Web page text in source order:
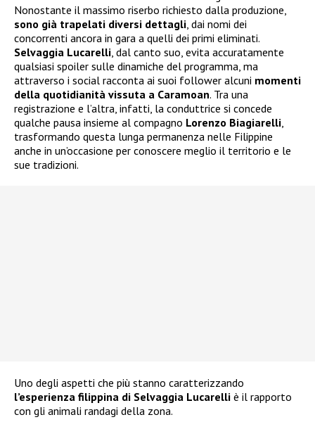
Nonostante il massimo riserbo richiesto dalla produzione,
sono già trapelati diversi dettagli, dai nomi dei
concorrenti ancora in gara a quelli dei primi eliminati.
Selvaggia Lucarelli, dal canto suo, evita accuratamente
qualsiasi spoiler sulle dinamiche del programma, ma
attraverso i social racconta ai suoi follower alcuni momenti
della quotidianità vissuta a Caramoan. Tra una
registrazione e l’altra, infatti, la conduttrice si concede
qualche pausa insieme al compagno Lorenzo Biagiarelli,
trasformando questa lunga permanenza nelle Filippine
anche in un’occasione per conoscere meglio il territorio e le
sue tradizioni.
Uno degli aspetti che più stanno caratterizzando
l’esperienza filippina di Selvaggia Lucarelli è il rapporto
con gli animali randagi della zona.